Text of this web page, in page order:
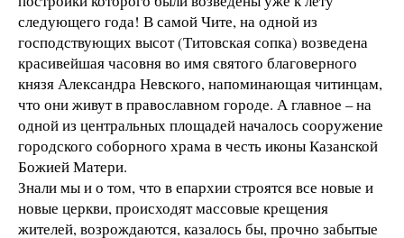
следующего года! В самой Чите, на одной из
господствующих высот (Титовская сопка) возведена
красивейшая часовня во имя святого благоверного
князя Александра Невского, напоминающая читинцам,
что они живут в православном городе. А главное – на
одной из центральных площадей началось сооружение
городского соборного храма в честь иконы Казанской
Божией Матери.
Знали мы и о том, что в епархии строятся все новые и
новые церкви, происходят массовые крещения
жителей, возрождаются, казалось бы, прочно забытые